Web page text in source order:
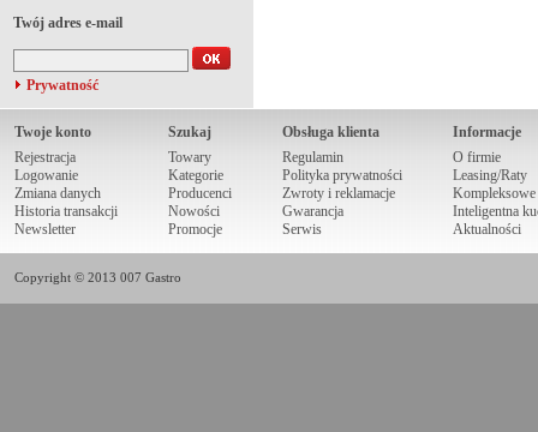
Twój adres e-mail
Prywatność
Twoje konto
Rejestracja
Logowanie
Zmiana danych
Historia transakcji
Newsletter
Szukaj
Towary
Kategorie
Producenci
Nowości
Promocje
Obsługa klienta
Regulamin
Polityka prywatności
Zwroty i reklamacje
Gwarancja
Serwis
Informacje
O firmie
Leasing/Raty
Kompleksowe
Inteligentna
Aktualności
Copyright © 2013 007 Gastro